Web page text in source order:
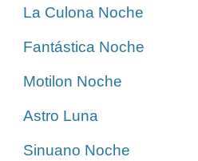
La Culona Noche
Fantástica Noche
Motilon Noche
Astro Luna
Sinuano Noche